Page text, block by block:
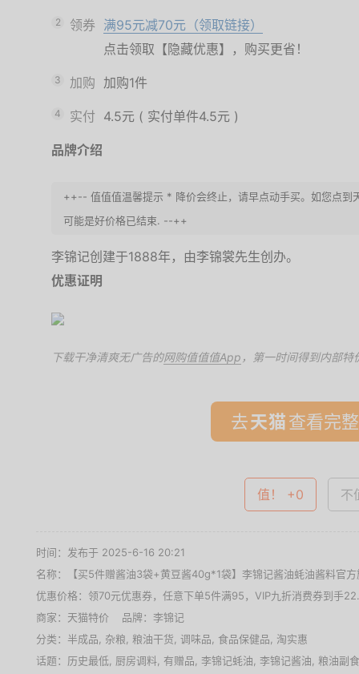
2 领券 满95元减70元（领取链接）
点击领取【隐藏优惠】，购买更省！
3 加购 加购1件
4 实付 4.5元 ( 实付单件4.5元 )
品牌介绍
++-- 值值值温馨提示 * 降价会终止，请早点动手买。如您点到
可能是好价格已结束. --++
李锦记创建于1888年，由李锦裳先生创办。
优惠证明
下载干净清爽无广告的网购值值值App ，第一时间得到内部特
去 查看完
值！ +0 不
时间：发布于 2025-6-16 20:21
名称：
【买5件赠酱油3袋+黄豆酱40g*1袋】李锦记酱油蚝油酱料官
优惠价格： 领70元优惠券，任意下单5件满95，VIP九折消费券到手
商家： 天猫特价 品牌： 李锦记
分类： 半成品 杂粮 粮油干货 调味品 食品保健品
淘实惠
话题： 历史最低 厨房调料 有赠品 李锦记蚝油 李锦记酱油 粮油副食